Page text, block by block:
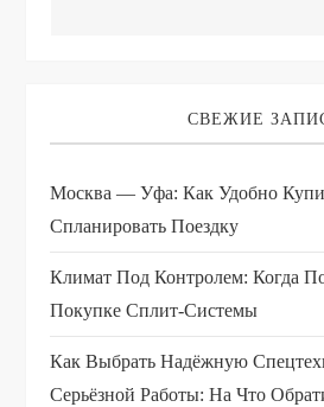
СВЕЖИЕ
Москва — Уфа: Как Удобно
Спланировать Поездку
Климат Под Контролем: Когда
Покупке Сплит-Системы
Как Выбрать Надёжную
Серьёзной Работы: На Что